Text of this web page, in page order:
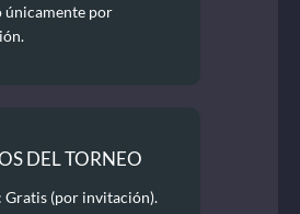
únicamente por
DEL TORNEO
Gratis (por invitación).